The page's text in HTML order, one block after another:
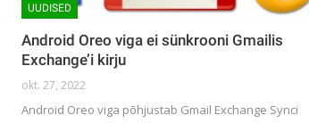
UUDISED
Android Oreo viga ei sünkrooni Gmailis
Exchange’i kirju
okt. 27, 2022
Android Oreo viga põhjustab Gmail Exchange Synci